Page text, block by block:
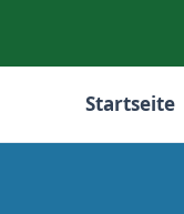
Startseite